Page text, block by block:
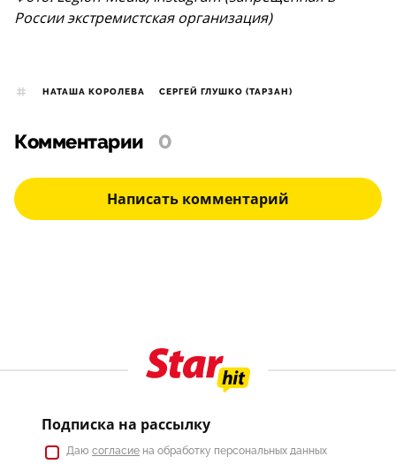
России экстремистская организация)
НАТАША КОРОЛЕВА СЕРГЕЙ ГЛУШКО (ТАРЗАН)
Комментарии 0
Написать комментарий
Подписка на рассылку
Даю согласие на обработку персональных данных